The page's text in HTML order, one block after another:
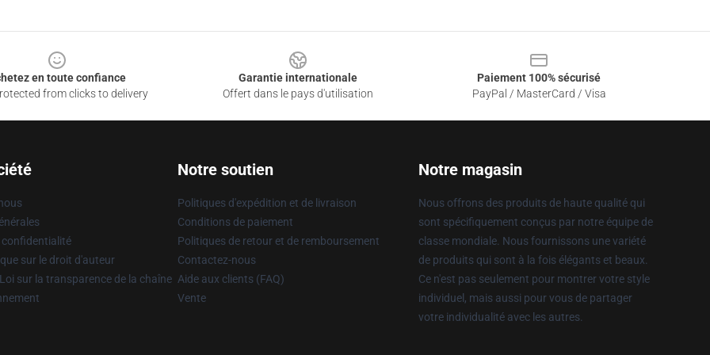
en toute confiance
from clicks to delivery
Garantie internationale
Offert dans le pays d'utilisation
Paiement 100% sécurisé
PayPal / MasterCard / Visa
confidentialité
sur le droit d'auteur
sur la transparence de la chaîne
Notre soutien
Politiques d'expédition et de livraison
Conditions de paiement
Politiques de retour et de remboursement
Contactez-nous
Aide aux clients (FAQ)
Vente
Notre magasin
Nous offrons des produits de haute qualité qui
sont spécifiquement conçus par notre équipe de
classe mondiale. Nous fournissons une variété
de produits qui sont à la fois élégants et beaux.
Ce n'est pas seulement pour montrer votre style
individuel, mais aussi pour vous de partager
votre individualité avec les autres.